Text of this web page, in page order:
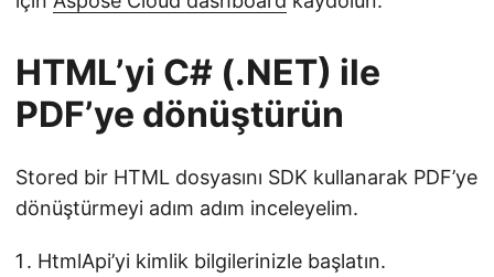
HTML’yi C# (.NET) ile
PDF’ye dönüştürün
Stored bir HTML dosyasını SDK kullanarak PDF’ye
dönüştürmeyi adım adım inceleyelim.
HtmlApi’yi kimlik bilgilerinizle başlatın.